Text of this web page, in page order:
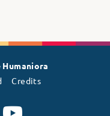
Credits